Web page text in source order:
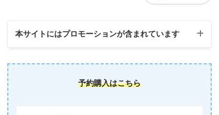
本サイトにはプロモーションが含まれています
予約購入はこちら